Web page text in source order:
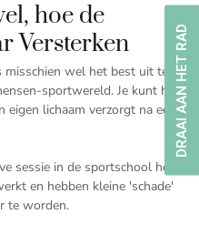
hoe de
Versterken
misschien wel het best uit te
sportwereld. Je kunt het
lichaam verzorgt na een
sessie in de sportschool hebt
en hebben kleine 'schade'
te worden.
DRAAI AAN HET RAD